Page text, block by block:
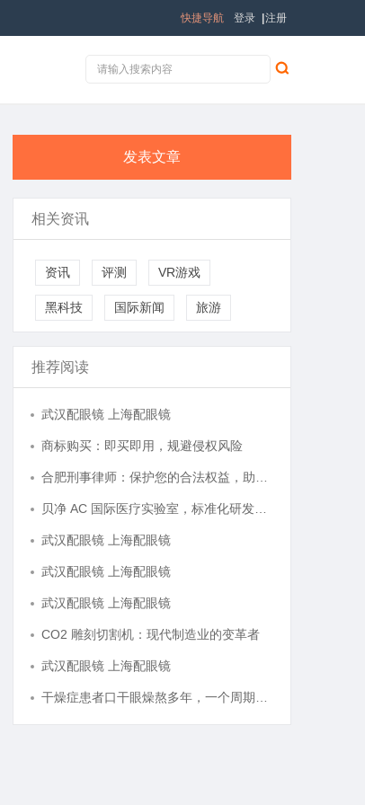
登录 注册
快捷导航
发表文章
相关资讯
资讯 评测 VR游戏
黑科技 国际新闻 旅游
推荐阅读
武汉配眼镜 上海配眼镜
商标购买：即买即用，规避侵权风险
武汉配眼镜 上海配眼镜
武汉配眼镜 上海配眼镜
武汉配眼镜 上海配眼镜
CO2 雕刻切割机：现代制造业的变革者
武汉配眼镜 上海配眼镜